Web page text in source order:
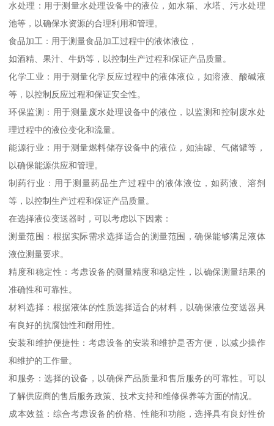
水处理：用于测量水处理设备中的液位，如水箱、水塔、污水处理
池等，以确保水资源的合理利用和管理。
食品加工：用于测量食品加工过程中的液体液位，
如酒精、果汁、牛奶等，以控制生产过程和保证产品质量。
化学工业：用于测量化学反应过程中的液体液位，如溶液、酸碱液
等，以控制反应过程和保证安全性。
环保监测：用于测量废水处理设备中的液位，以监测和控制废水处
理过程中的液位变化和流量。
能源行业：用于测量燃料储存设备中的液位，如油罐、气储罐等，
以确保能源供应和管理。
制药行业：用于测量药品生产过程中的液体液位，如药液、溶剂
等，以控制生产过程和保证产品质量。
在选择液位变送器时，可以考虑以下因素：
测量范围：根据实际需求选择适合的测量范围，确保能够满足液体
液位测量要求。
精度和稳定性：考虑设备的测量精度和稳定性，以确保测量结果的
准确性和可靠性。
材料选择：根据液体的性质选择适合的材料，以确保液位变送器具
有良好的抗腐蚀性和耐用性。
安装和维护便捷性：考虑设备的安装和维护是否方便，以减少操作
和维护的工作量。
和服务：选择的设备，以确保产品质量和售后服务的可靠性。可以
了解供应商的售后服务政策、技术支持和维修保养等方面的情况。
成本效益：综合考虑设备的价格、性能和功能，选择具有良好性价